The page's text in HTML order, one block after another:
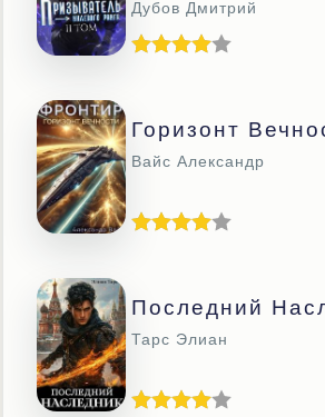
Дубов Дмитрий
Горизонт
Вайс Александр
Последний
Тарс Элиан